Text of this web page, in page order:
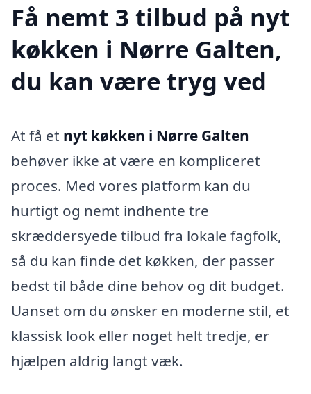
Få nemt 3 tilbud på nyt
køkken i Nørre Galten,
du kan være tryg ved
At få et nyt køkken i Nørre Galten
behøver ikke at være en kompliceret
proces. Med vores platform kan du
hurtigt og nemt indhente tre
skræddersyede tilbud fra lokale fagfolk,
så du kan finde det køkken, der passer
bedst til både dine behov og dit budget.
Uanset om du ønsker en moderne stil, et
klassisk look eller noget helt tredje, er
hjælpen aldrig langt væk.